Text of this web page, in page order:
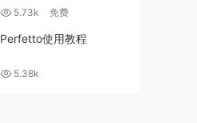
5.73k 免费
Perfetto使用教程
5.38k